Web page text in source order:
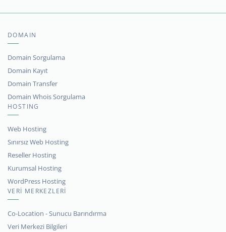
DOMAIN
Domain Sorgulama
Domain Kayıt
Domain Transfer
Domain Whois Sorgulama
HOSTING
Web Hosting
Sınırsız Web Hosting
Reseller Hosting
Kurumsal Hosting
WordPress Hosting
VERİ MERKEZLERİ
Co-Location - Sunucu Barındırma
Veri Merkezi Bilgileri